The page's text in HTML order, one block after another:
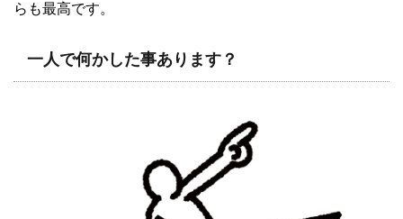
らも最高です。
一人で何かした事あります？